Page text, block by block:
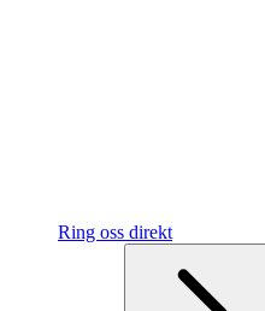
Ring oss direkt